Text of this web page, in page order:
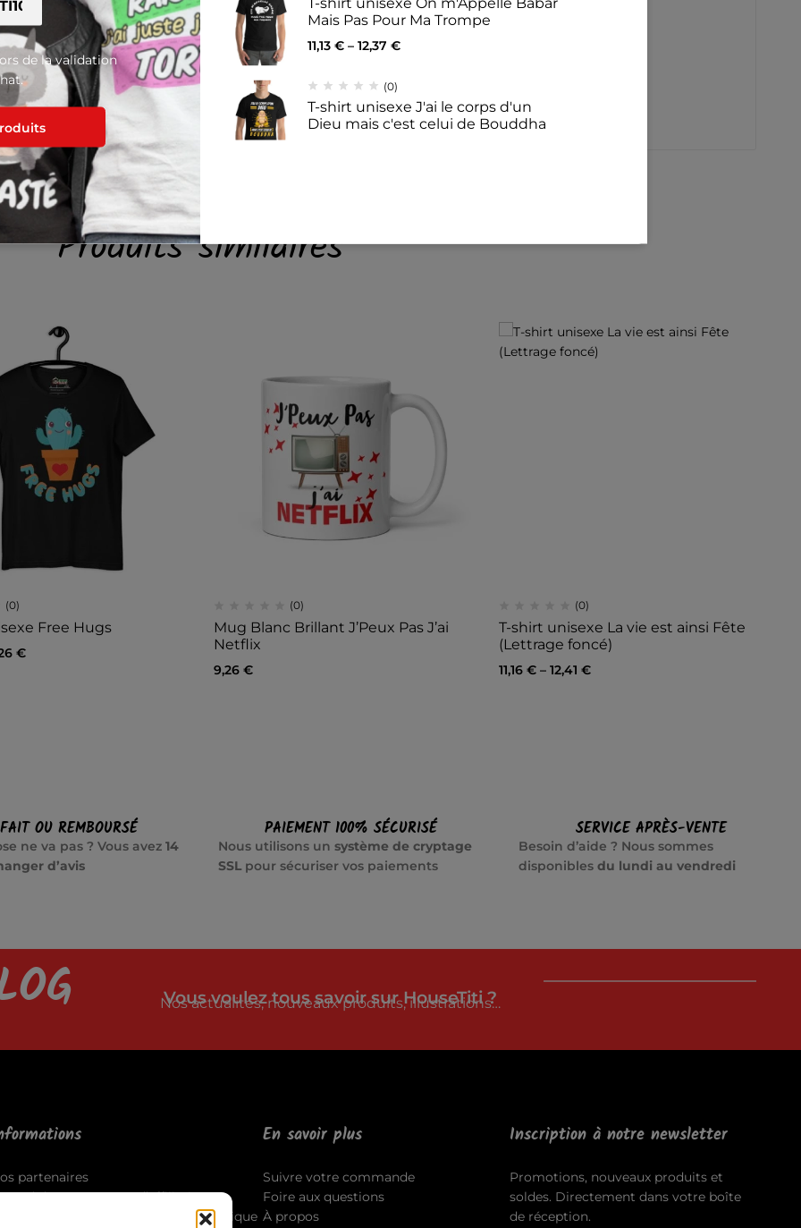
blanche peut apparaître blanc cassé plutôt que blanc vif.
du tissu sont à prévoir pour la couleur Natural.
Produits similaires
(0)
Free Hugs
€
(0)
Mug Blanc Brillant J’Peux Pas J’ai
Netflix
9,26 €
(0)
T-shirt unisexe La vie est ainsi Fête
(Lettrage foncé)
11,16 €– 12,41 €
OU REMBOURSÉ
ne va pas ? Vous avez 14
d’avis
PAIEMENT 100% SÉCURISÉ
Nous utilisons un système de cryptage
SSL pour sécuriser vos paiements
SERVICE APRÈS-VENTE
Besoin d’aide ? Nous sommes
disponibles du lundi au vendredi
Vous voulez tous savoir sur HouseTiti ?
Nos actualités, nouveaux produits, illustrations…
partenaires
du programme d’affiliation
les politiques légales de la boutique
En savoir plus
Suivre votre commande
Foire aux questions
À propos
Inscription à notre newsletter
Promotions, nouveaux produits et
soldes. Directement dans votre boîte
de réception.
de la validation
Mais Pas Pour Ma Trompe
11,13 € – 12,37 €
(0)
T-shirt unisexe J'ai le corps d'un
Dieu mais c'est celui de Bouddha
8,40€